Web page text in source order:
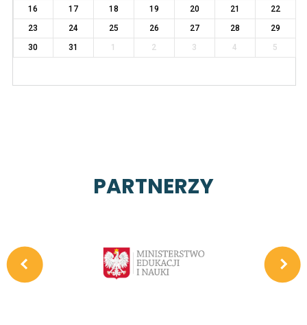
16
17 18 19 20 21
22
23
24 25 26 27 28
29
30
31 1 2 3 4 5
PARTNERZY